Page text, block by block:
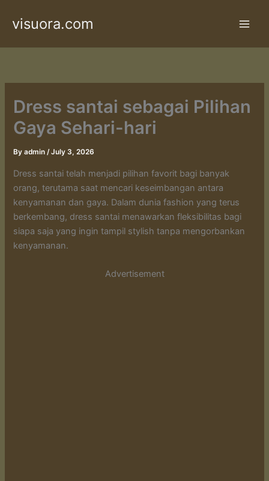
visuora.com
Dress santai sebagai Pilihan
Gaya Sehari-hari
Byadmin/July 3, 2026
Dress santai telah menjadi pilihan favorit bagi banyak
orang, terutama saat mencari keseimbangan antara
kenyamanan dan gaya. Dalam dunia fashion yang terus
berkembang, dress santai menawarkan fleksibilitas bagi
siapa saja yang ingin tampil stylish tanpa mengorbankan
kenyamanan.
Advertisement